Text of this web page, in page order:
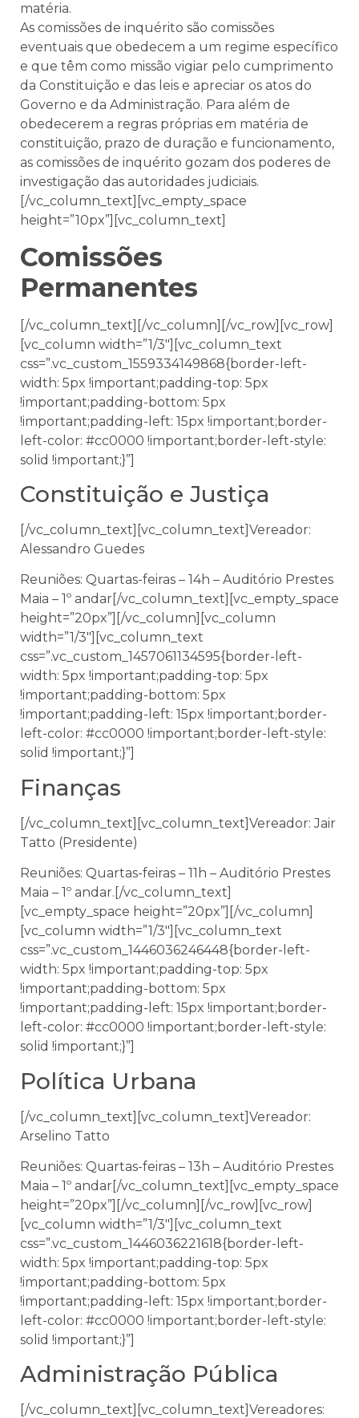
matéria.
As comissões de inquérito são comissões
eventuais que obedecem a um regime específico
e que têm como missão vigiar pelo cumprimento
da Constituição e das leis e apreciar os atos do
Governo e da Administração. Para além de
obedecerem a regras próprias em matéria de
constituição, prazo de duração e funcionamento,
as comissões de inquérito gozam dos poderes de
investigação das autoridades judiciais.
[/vc_column_text][vc_empty_space
height=”10px”][vc_column_text]
Comissões
Permanentes
[/vc_column_text][/vc_column][/vc_row][vc_row]
[vc_column width=”1/3″][vc_column_text
css=”.vc_custom_1559334149868{border-left-
width: 5px !important;padding-top: 5px
!important;padding-bottom: 5px
!important;padding-left: 15px !important;border-
left-color: #cc0000 !important;border-left-style:
solid !important;}”]
Constituição e Justiça
[/vc_column_text][vc_column_text]Vereador:
Alessandro Guedes
Reuniões: Quartas-feiras – 14h – Auditório Prestes
Maia – 1º andar[/vc_column_text][vc_empty_space
height=”20px”][/vc_column][vc_column
width=”1/3″][vc_column_text
css=”.vc_custom_1457061134595{border-left-
width: 5px !important;padding-top: 5px
!important;padding-bottom: 5px
!important;padding-left: 15px !important;border-
left-color: #cc0000 !important;border-left-style:
solid !important;}”]
Finanças
[/vc_column_text][vc_column_text]Vereador:Jair
Tatto (Presidente)
Reuniões: Quartas-feiras – 11h – Auditório Prestes
Maia – 1º andar.[/vc_column_text]
[vc_empty_space height=”20px”][/vc_column]
[vc_column width=”1/3″][vc_column_text
css=”.vc_custom_1446036246448{border-left-
width: 5px !important;padding-top: 5px
!important;padding-bottom: 5px
!important;padding-left: 15px !important;border-
left-color: #cc0000 !important;border-left-style:
solid !important;}”]
Política Urbana
[/vc_column_text][vc_column_text]Vereador:
Arselino Tatto
Reuniões: Quartas-feiras – 13h – Auditório Prestes
Maia – 1º andar[/vc_column_text][vc_empty_space
height=”20px”][/vc_column][/vc_row][vc_row]
[vc_column width=”1/3″][vc_column_text
css=”.vc_custom_1446036221618{border-left-
width: 5px !important;padding-top: 5px
!important;padding-bottom: 5px
!important;padding-left: 15px !important;border-
left-color: #cc0000 !important;border-left-style:
solid !important;}”]
Administração Pública
[/vc_column_text][vc_column_text] Vereadores: